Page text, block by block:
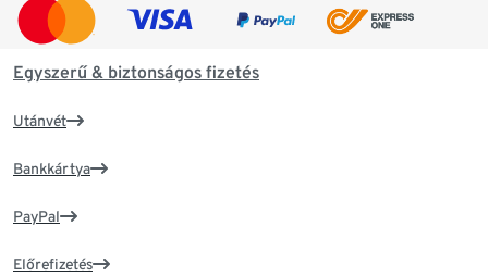
Egyszerű & biztonságos fizetés
Utánvét
Bankkártya
PayPal
Előrefizetés